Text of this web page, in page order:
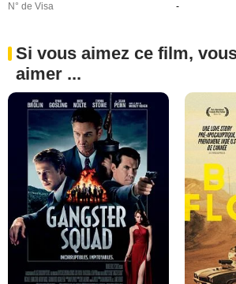
N° de Visa
-
Si vous aimez ce film,
aimer ...